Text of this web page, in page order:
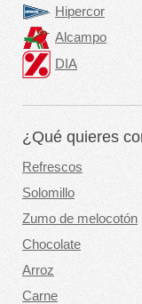
Hipercor
Alcampo
DIA
¿Qué quieres
Refrescos
Solomillo
Zumo de melocotón
Chocolate
Arroz
Carne